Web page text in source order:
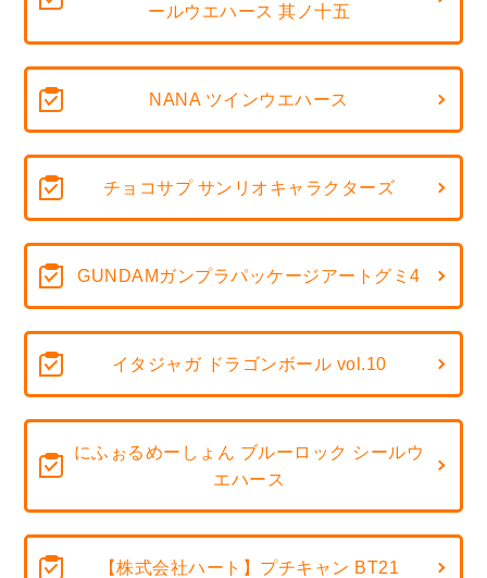
ールウエハース 其ノ十五
NANA ツインウエハース
チョコサプ サンリオキャラクターズ
GUNDAMガンプラパッケージアートグミ4
イタジャガ ドラゴンボール vol.10
にふぉるめーしょん ブルーロック シールウ
エハース
【株式会社ハート】プチキャン BT21